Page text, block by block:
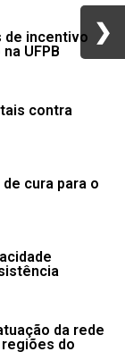
de incentivo
UFPB
contra
cura para o
da rede
do
❯
❯